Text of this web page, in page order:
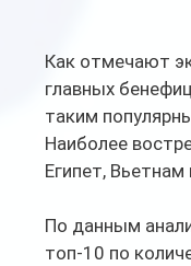
Как отмечают
главных
таким
Наиболее
Египет, Вьетнам
По данным
топ-10 по